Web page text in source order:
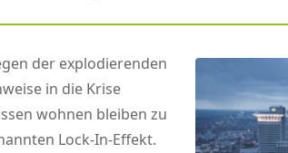
der explodierenden
in die Krise
wohnen bleiben zu
Lock-In-Effekt.